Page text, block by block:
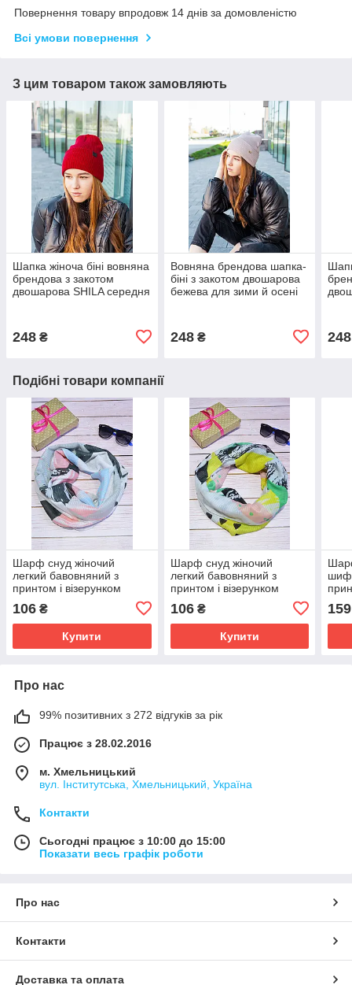
Повернення товару впродовж 14 днів за домовленістю
Всі умови повернення
З цим товаром також замовляють
Шапка жіноча біні вовняна
брендова з закотом
двошарова SHILA середня
248 ₴
Вовняна брендова шапка-
біні з закотом двошарова
бежева для зими й осені
248₴ 248
Подібні товари компанії
Шарф снуд жіночий
легкий бавовняний з
принтом і візерунком
180*45
106 ₴
Купити
Шарф снуд жіночий
легкий бавовняний з
принтом і візерунком
абстракція колір жовтий
180*45
106₴
Купити
159
Про нас
99% позитивних з 272 відгуків за рік
Працює з 28.02.2016
м. Хмельницький
вул. Інститутська, Хмельницький, Україна
Контакти
Сьогодні працює з 10:00 до 15:00
Показати весь графік роботи
Про нас
Контакти
Доставка та оплата